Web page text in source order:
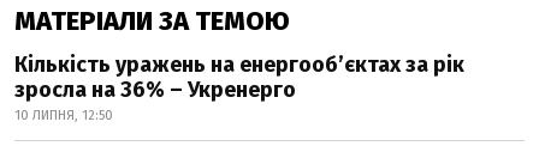
МАТЕРІАЛИ ЗА ТЕМОЮ
Кількість уражень на енергооб’єктах за рік
зросла на 36% – Укренерго
10 ЛИПНЯ, 12:50